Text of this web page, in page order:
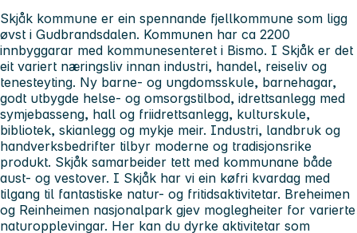
Skjåk kommune er ein spennande fjellkommune som ligg
øvst i Gudbrandsdalen. Kommunen har ca 2200
innbyggarar med kommunesenteret i Bismo. I Skjåk er det
eit variert næringsliv innan industri, handel, reiseliv og
tenesteyting. Ny barne- og ungdomsskule, barnehagar,
godt utbygde helse- og omsorgstilbod, idrettsanlegg med
symjebasseng, hall og friidrettsanlegg, kulturskule,
bibliotek, skianlegg og mykje meir. Industri, landbruk og
handverksbedrifter tilbyr moderne og tradisjonsrike
produkt. Skjåk samarbeider tett med kommunane både
aust- og vestover. I Skjåk har vi ein køfri kvardag med
tilgang til fantastiske natur- og fritidsaktivitetar. Breheimen
og Reinheimen nasjonalpark gjev moglegheiter for varierte
naturopplevingar. Her kan du dyrke aktivitetar som